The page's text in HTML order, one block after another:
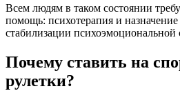
Всем людям в таком состоянии
помощь: психотерапия и назначение
стабилизации психоэмоциональной
Почему ставить на
рулетки?